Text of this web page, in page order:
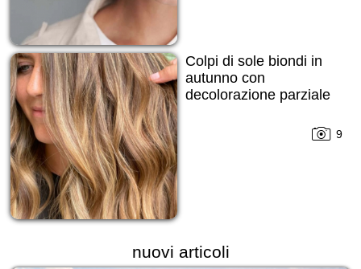
Colpi di sole biondi in
autunno con
decolorazione parziale
9
nuovi articoli